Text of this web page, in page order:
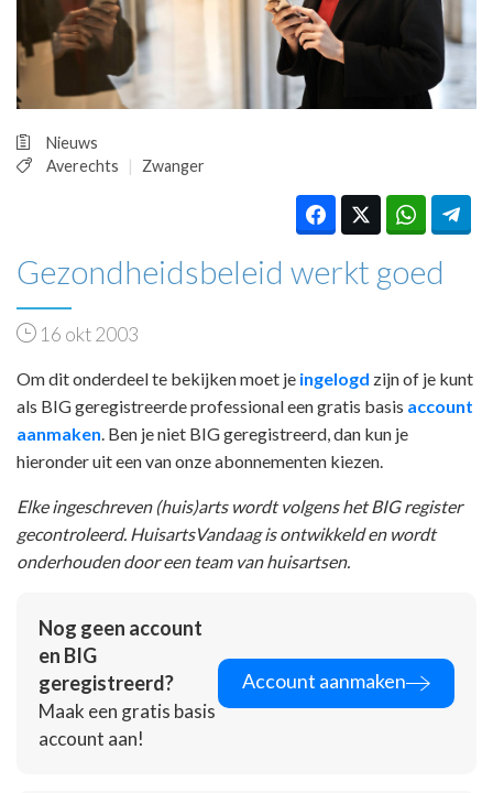
PRAKTIJKZAKEN
TARIEVEN
VPHUISARTSEN
INLOGGEN
Nieuws
Averechts
Zwanger
Gezondheidsbeleid werkt goed
16 okt 2003
Om dit onderdeel te bekijken moet je ingelogd zijn of je kunt
als BIG geregistreerde professional een gratis basis account
aanmaken . Ben je niet BIG geregistreerd, dan kun je
hieronder uit een van onze abonnementen kiezen.
Elke ingeschreven (huis)arts wordt volgens het BIG register
gecontroleerd. HuisartsVandaag is ontwikkeld en wordt
onderhouden door een team van huisartsen.
Nog geen account
en BIG
geregistreerd?
Maak een gratis basis
account aan!
Account aanmaken